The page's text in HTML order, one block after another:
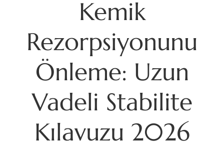
Kemik
Rezorpsiyonunu
Önleme: Uzun
Vadeli Stabilite
Kılavuzu 2026